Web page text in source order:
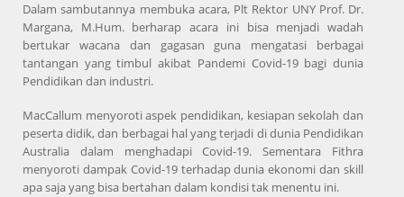
Dalam sambutannya membuka acara, Plt Rektor UNY Prof. Dr.
Margana, M.Hum. berharap acara ini bisa menjadi wadah
bertukar wacana dan gagasan guna mengatasi berbagai
tantangan yang timbul akibat Pandemi Covid-19 bagi dunia
Pendidikan dan industri.
MacCallum menyoroti aspek pendidikan, kesiapan sekolah dan
peserta didik, dan berbagai hal yang terjadi di dunia Pendidikan
Australia dalam menghadapi Covid-19. Sementara Fithra
menyoroti dampak Covid-19 terhadap dunia ekonomi dan skill
apa saja yang bisa bertahan dalam kondisi tak menentu ini.